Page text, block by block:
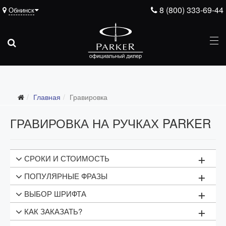
8 (800) 333-69-44
Обнинск
Главная Гравировка
ГРАВИРОВКА НА РУЧКАХ PARKER
СРОКИ И СТОИМОСТЬ +
Тип гравировки Цена
1 строка текста
2 строки текста
ПОПУЛЯРНЫЕ ФРАЗЫ +
МОТИВИРУЮЩИЕ
ВЫБОР ШРИФТА +
Показать надпись
КАК ЗАКАЗАТЬ? +